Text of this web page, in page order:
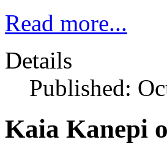
Read more...
Details
Published:
Kaia Kanepi